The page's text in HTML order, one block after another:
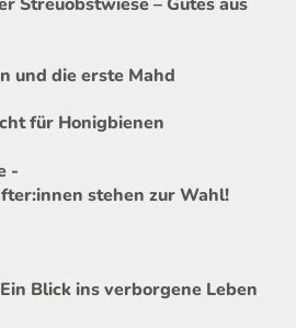
und die erste Mahd
für Honigbienen
-
stehen zur Wahl!
Blick ins verborgene Leben